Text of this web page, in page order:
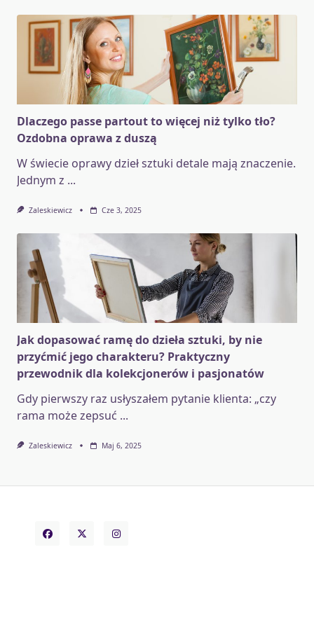
Dlaczego passe partout to więcej niż tylko tło?
Ozdobna oprawa z duszą
W świecie oprawy dzieł sztuki detale mają znaczenie.
Jednym z ...
Zaleskiewicz Cze 3, 2025
Jak dopasować ramę do dzieła sztuki, by nie
przyćmić jego charakteru? Praktyczny
przewodnik dla kolekcjonerów i pasjonatów
Gdy pierwszy raz usłyszałem pytanie klienta: „czy
rama może zepsuć ...
Zaleskiewicz Maj 6, 2025